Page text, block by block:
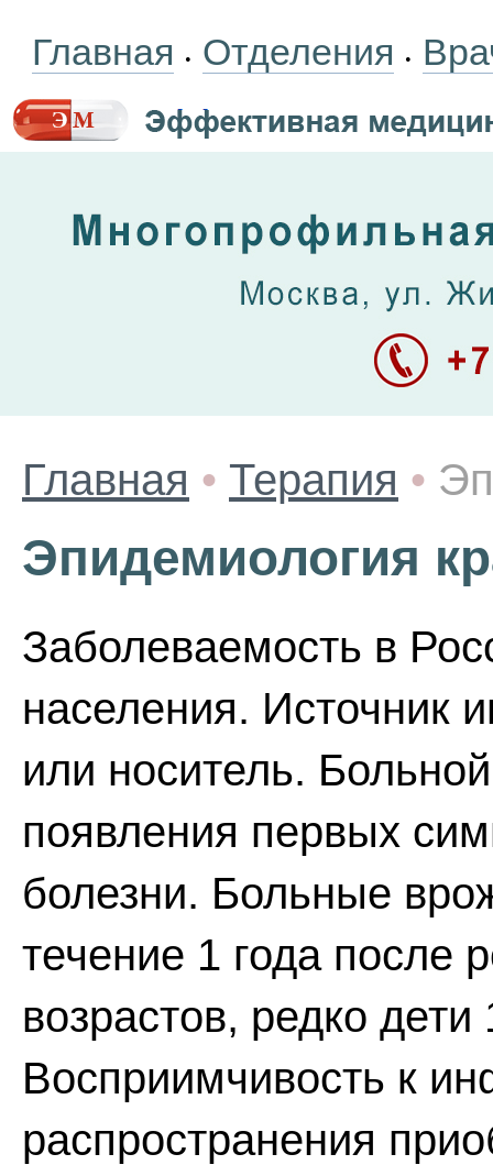
Главная • Отделения •
Главная • Терапия •
Эпидемиология
Заболеваемость в
населения. Источник
или носитель.
появления первых
болезни. Больные
течение 1 года после
возрастов, редко дети
Восприимчивость к
распространения